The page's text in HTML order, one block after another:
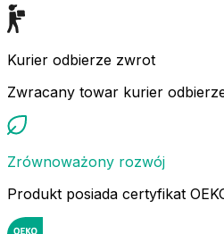
Kurier odbierze zwrot
Zwracany towar kurier
Zrównoważony rozwój
Produkt posiada certyfikat